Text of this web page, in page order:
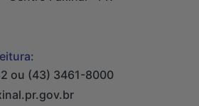
ou (43) 3461-8000